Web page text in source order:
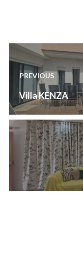
Navigation
de
l’article
PREVIOUS
Previous
post:
Villa KENZA
Next
post: